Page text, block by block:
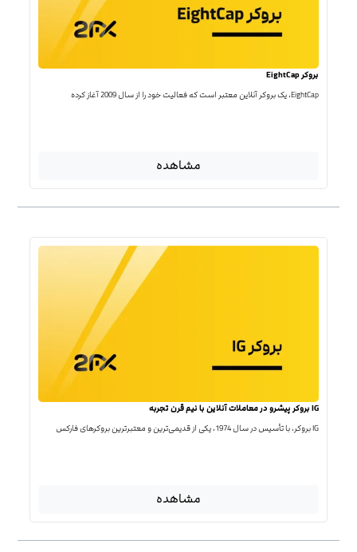
بروکر EightCap
EightCap، یک بروکر آنلاین معتبر است که فعالیت خود را از سال 2009 آغاز کرده
مشاهده
IG بروکر پیشرو در معاملات آنلاین با نیم قرن تجربه
IG بروکر، با تأسیس در سال 1974، یکی از قدیمی‌ترین و معتبرترین بروکرهای فارکس
مشاهده